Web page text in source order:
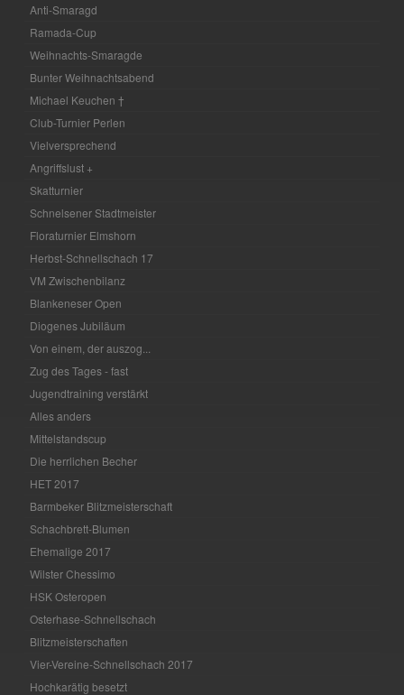
Anti-Smaragd
Ramada-Cup
Weihnachts-Smaragde
Bunter Weihnachtsabend
Michael Keuchen †
Club-Turnier Perlen
Vielversprechend
Angriffslust +
Skatturnier
Schnelsener Stadtmeister
Floraturnier Elmshorn
Herbst-Schnellschach 17
VM Zwischenbilanz
Blankeneser Open
Diogenes Jubiläum
Von einem, der auszog...
Zug des Tages - fast
Jugendtraining verstärkt
Alles anders
Mittelstandscup
Die herrlichen Becher
HET 2017
Barmbeker Blitzmeisterschaft
Schachbrett-Blumen
Ehemalige 2017
Wilster Chessimo
HSK Osteropen
Osterhase-Schnellschach
Blitzmeisterschaften
Vier-Vereine-Schnellschach 2017
Hochkarätig besetzt